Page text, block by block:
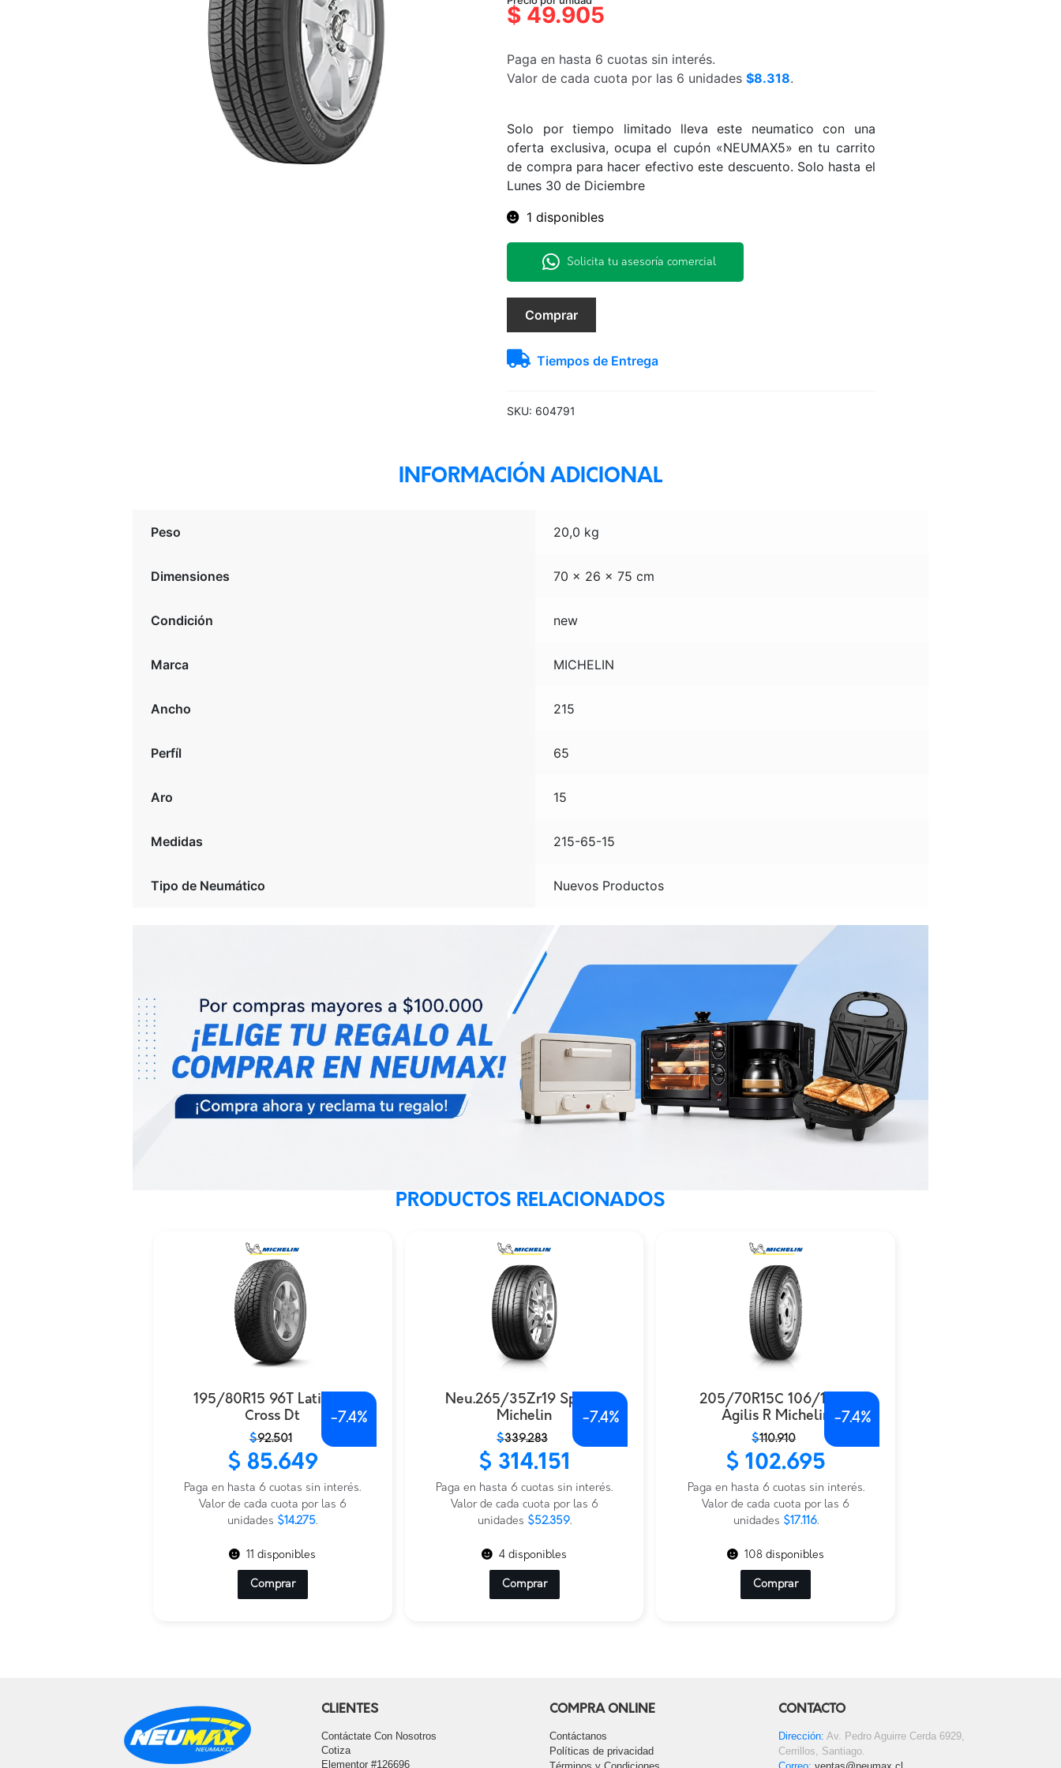
precio
original
$99.810.
precio
actual
$49.905.
$ 49.905
Paga en hasta 6 cuotas sin interés.
Valor de cada cuota por las 6 unidades$8.318.
Solo por tiempo limitado lleva este neumatico con una
oferta exclusiva, ocupa el cupón «NEUMAX5» en tu carrito
de compra para hacer efectivo este descuento. Solo hasta el
Lunes 30 de Diciembre
1 disponibles
Solicita tu asesoría comercial
215/65R15
Saver
Comprar
Tiempos de Entrega
SKU: 604791
INFORMACIÓN ADICIONAL
Peso 20,0 kg
Dimensiones 70 × 26 × 75 cm
Condición new
Marca MICHELIN
Ancho 215
Perfíl 65
Aro 15
Medidas 215-65-15
Tipo de Neumático Nuevos Productos
PRODUCTOS RELACIONADOS
195/80R15 96T Latitude
Cross Dt
$92.501
era:
$92.501.
es:
$85.649.
$ 85.649
Paga en hasta 6 cuotas sin interés.
Valor de cada cuota por las 6
unidades $14.275.
-7.4%
11 disponibles
Comprar
Neu.265/35Zr19 Sport2
Michelin
$339.283
era:
$339.283.
es:
$314.151.
$ 314.151
Paga en hasta 6 cuotas sin interés.
Valor de cada cuota por las 6
unidades $52.359.
-7.4%
4 disponibles
Comprar
205/70R15C 106/104R
Agilis R Michelin
$110.910
era:
$110.910.
es:
$102.695.
$102.695
Paga en hasta 6 cuotas sin interés.
Valor de cada cuota por las 6
unidades $17.116.
-7.4%
108 disponibles
Comprar
CLIENTES
Contáctate Con Nosotros
Cotiza
Elementor #126696
COMPRA ONLINE
Contáctanos
Políticas de privacidad
CONTACTO
Dirección: Av. Pedro Aguirre Cerda 6929,
Cerrillos, Santiago.